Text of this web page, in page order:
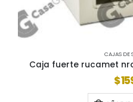
CAJAS DE
Caja fuerte rucamet
$